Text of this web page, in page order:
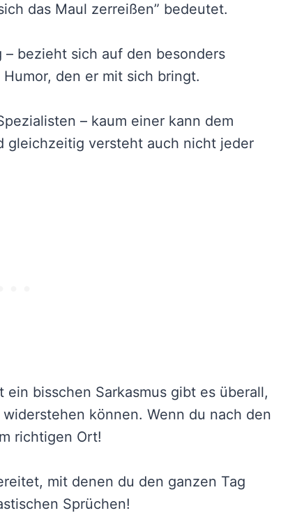
das Maul zerreißen” bedeutet.
– bezieht sich auf den besonders
den er mit sich bringt.
– kaum einer kann dem
gleichzeitig versteht auch nicht jeder
bisschen Sarkasmus gibt es überall,
können. Wenn du nach den
richtigen Ort!
mit denen du den ganzen Tag
Sprüchen!